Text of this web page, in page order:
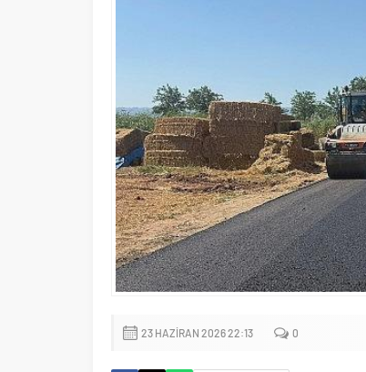
23 HAZIRAN 2026 22:13 0